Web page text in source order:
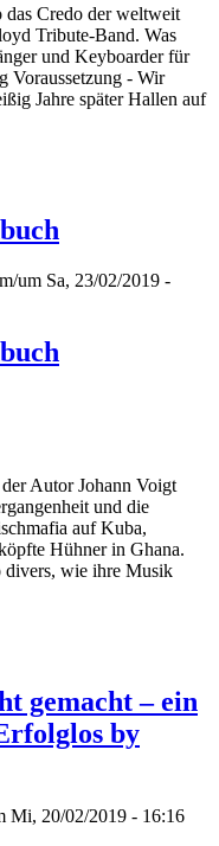
Credo der weltweit
Tribute-Band. Was
und Keyboarder für
Voraussetzung - Wir
Jahre später Hallen auf
um Sa, 23/02/2019 -
Autor Johann Voigt
und die
auf Kuba,
Hühner in Ghana.
divers, wie ihre Musik
gemacht – ein
by
Mi, 20/02/2019 - 16:16